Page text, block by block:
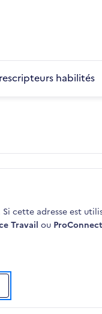
habilités
Si cette adresse est
Travail ou ProConnect